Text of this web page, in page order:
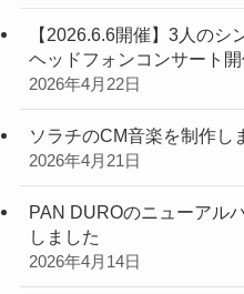
【2026.6.6開催】3人のシ
ヘッドフォンコンサート開
2026年4月22日
ソラチのCM音楽を制作し
2026年4月21日
PAN DUROのニューアル
しました
2026年4月14日